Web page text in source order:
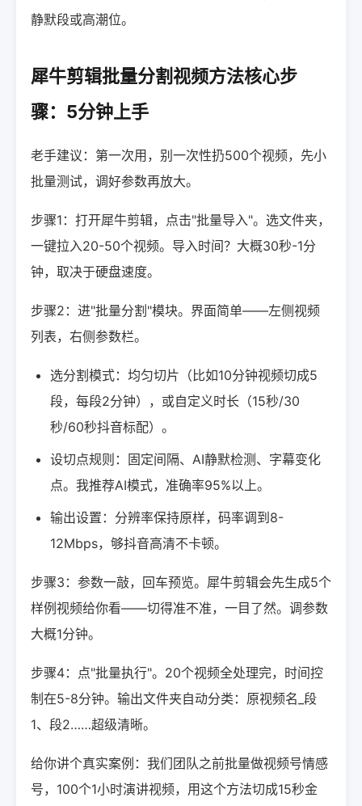
静默段或高潮位。
犀牛剪辑批量分割视频方法核心步
骤：5分钟上手
老手建议：第一次用，别一次性扔500个视频，先小
批量测试，调好参数再放大。
步骤1：打开犀牛剪辑，点击"批量导入"。选文件夹，
一键拉入20-50个视频。导入时间？大概30秒-1分
钟，取决于硬盘速度。
步骤2：进"批量分割"模块。界面简单——左侧视频
列表，右侧参数栏。
选分割模式：均匀切片（比如10分钟视频切成5
段，每段2分钟），或自定义时长（15秒/30
秒/60秒抖音标配）。
设切点规则：固定间隔、AI静默检测、字幕变化
点。我推荐AI模式，准确率95%以上。
输出设置：分辨率保持原样，码率调到8-
12Mbps，够抖音高清不卡顿。
步骤3：参数一敲，回车预览。犀牛剪辑会先生成5个
样例视频给你看——切得准不准，一目了然。调参数
大概1分钟。
步骤4：点"批量执行"。20个视频全处理完，时间控
制在5-8分钟。输出文件夹自动分类：原视频名_段
1、段2……超级清晰。
给你讲个真实案例：我们团队之前批量做视频号情感
号，100个1小时演讲视频，用这个方法切成15秒金